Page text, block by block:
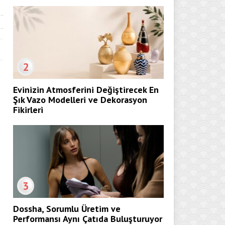
2
Evinizin Atmosferini Değiştirecek En
Şık Vazo Modelleri ve Dekorasyon
Fikirleri
3
Dossha, Sorumlu Üretim ve
Performansı Aynı Çatıda Buluşturuyor